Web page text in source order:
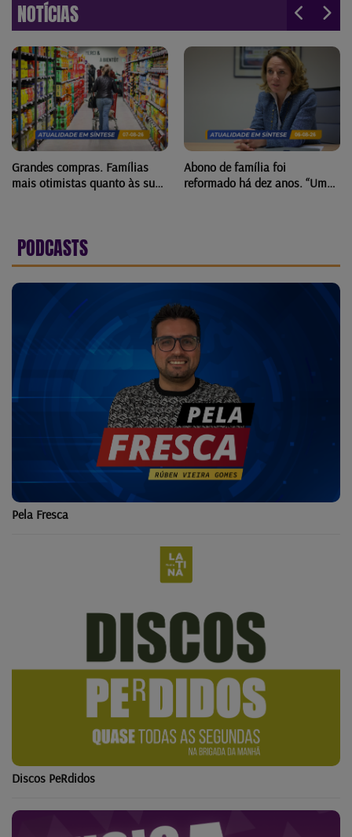
NOTÍCIAS
Grandes compras. Famílias
mais otimistas quanto às suas
Abono de família foi
reformado há dez anos. “Uma
PODCASTS
Pela Fresca
Discos PeRdidos